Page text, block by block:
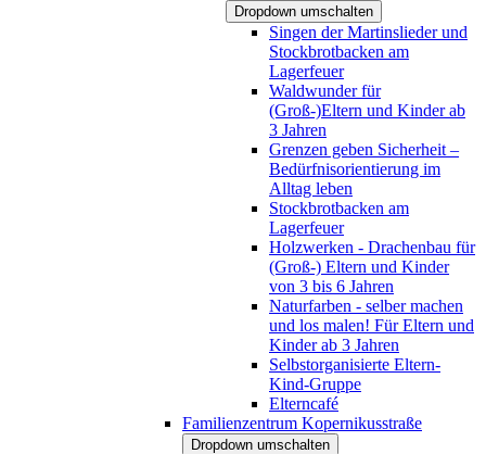
Dropdown umschalten
Singen der Martinslieder und
Stockbrotbacken am
Lagerfeuer
Waldwunder für
(Groß-)Eltern und Kinder ab
3 Jahren
Grenzen geben Sicherheit –
Bedürfnisorientierung im
Alltag leben
Stockbrotbacken am
Lagerfeuer
Holzwerken - Drachenbau für
(Groß-) Eltern und Kinder
von 3 bis 6 Jahren
Naturfarben - selber machen
und los malen! Für Eltern und
Kinder ab 3 Jahren
Selbstorganisierte Eltern-
Kind-Gruppe
Elterncafé
Familienzentrum Kopernikusstraße
Dropdown umschalten